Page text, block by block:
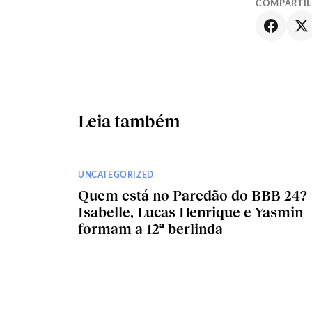
Leia também
UNCATEGORIZED
Quem está no Paredão do BBB 24?
Isabelle, Lucas Henrique e Yasmin
formam a 12ª berlinda